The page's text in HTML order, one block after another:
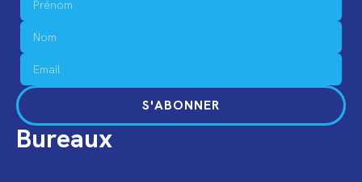
S'ABONNER
Bureaux